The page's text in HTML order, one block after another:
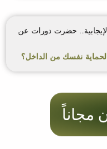
حضرت دورات عن
نفسك من الداخل؟
مجاناً